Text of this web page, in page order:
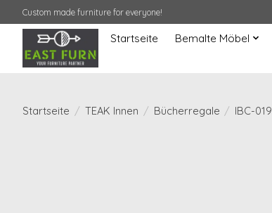
Custom made furniture for everyone!
Startseite Bemalte Möbel
Startseite / TEAK Innen / Bücherregale / IBC-019